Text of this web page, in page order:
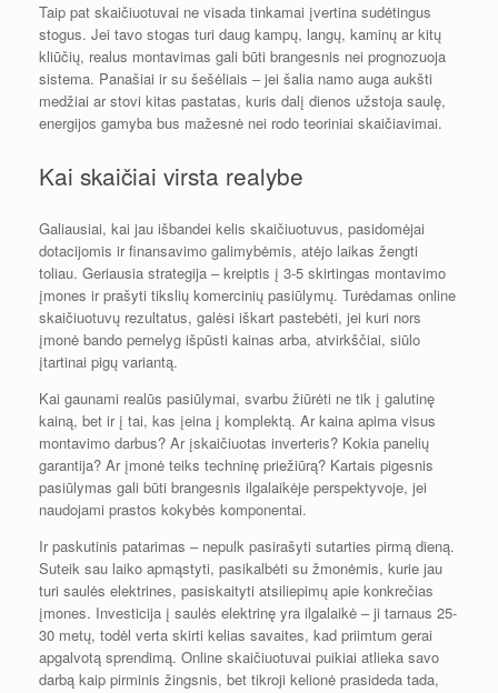
Taip pat skaičiuotuvai ne visada tinkamai įvertina sudėtingus
stogus. Jei tavo stogas turi daug kampų, langų, kaminų ar kitų
kliūčių, realus montavimas gali būti brangesnis nei prognozuoja
sistema. Panašiai ir su šešėliais – jei šalia namo auga aukšti
medžiai ar stovi kitas pastatas, kuris dalį dienos užstoja saulę,
energijos gamyba bus mažesnė nei rodo teoriniai skaičiavimai.
Kai skaičiai virsta realybe
Galiausiai, kai jau išbandei kelis skaičiuotuvus, pasidomėjai
dotacijomis ir finansavimo galimybėmis, atėjo laikas žengti
toliau. Geriausia strategija – kreiptis į 3-5 skirtingas montavimo
įmones ir prašyti tikslių komercinių pasiūlymų. Turėdamas online
skaičiuotuvų rezultatus, galėsi iškart pastebėti, jei kuri nors
įmonė bando pernelyg išpūsti kainas arba, atvirkščiai, siūlo
įtartinai pigų variantą.
Kai gaunami realūs pasiūlymai, svarbu žiūrėti ne tik į galutinę
kainą, bet ir į tai, kas įeina į komplektą. Ar kaina apima visus
montavimo darbus? Ar įskaičiuotas inverteris? Kokia panelių
garantija? Ar įmonė teiks techninę priežiūrą? Kartais pigesnis
pasiūlymas gali būti brangesnis ilgalaikėje perspektyvoje, jei
naudojami prastos kokybės komponentai.
Ir paskutinis patarimas – nepulk pasirašyti sutarties pirmą dieną.
Suteik sau laiko apmąstyti, pasikalbėti su žmonėmis, kurie jau
turi saulės elektrines, pasiskaityti atsiliepimų apie konkrečias
įmones. Investicija į saulės elektrinę yra ilgalaikė – ji tarnaus 25-
30 metų, todėl verta skirti kelias savaites, kad priimtum gerai
apgalvotą sprendimą. Online skaičiuotuvai puikiai atlieka savo
darbą kaip pirminis žingsnis, bet tikroji kelionė prasideda tada,